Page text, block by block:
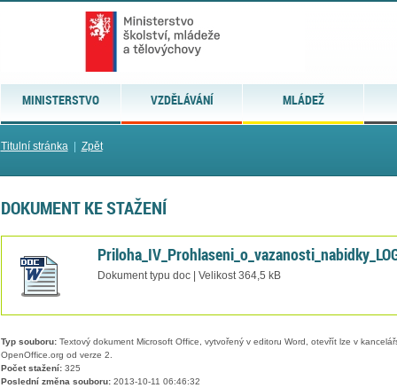
MINISTERSTVO VZDĚLÁVÁNÍ MLÁDEŽ
Titulní stránka| Zpět
DOKUMENT KE STAŽENÍ
Dokument typu doc | Velikost 364,5 kB
Typ souboru:Textový dokument Microsoft Office, vytvořený v editoru Word, otevřít lze v
OpenOffice.org od verze 2.
Počet stažení:325
Poslední změna souboru:2013-10-11 06:46:32